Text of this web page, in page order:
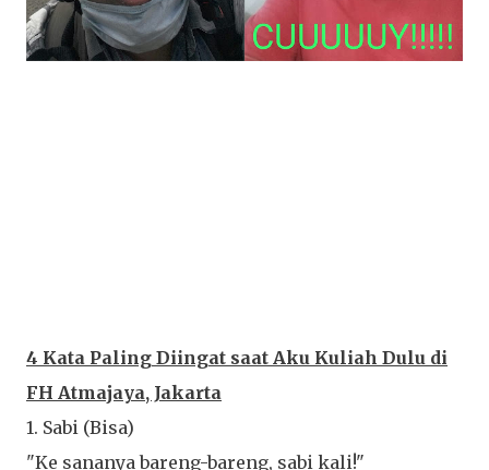
4 Kata Paling Diingat saat Aku Kuliah Dulu di
FH Atmajaya, Jakarta
1. Sabi (Bisa)
"Ke sananya bareng-bareng, sabi kali!"